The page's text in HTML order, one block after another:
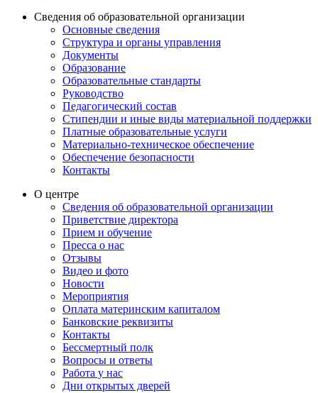
Сведения об образовательной организации
Основные сведения
Структура и органы управления
Документы
Образование
Образовательные стандарты
Руководство
Педагогический состав
Стипендии и иные виды материальной поддержки
Платные образовательные услуги
Материально-техническое обеспечение
Обеспечение безопасности
Контакты
О центре
Сведения об образовательной организации
Приветствие директора
Прием и обучение
Пресса о нас
Отзывы
Видео и фото
Новости
Мероприятия
Оплата материнским капиталом
Банковские реквизиты
Контакты
Бессмертный полк
Вопросы и ответы
Работа у нас
Дни открытых дверей